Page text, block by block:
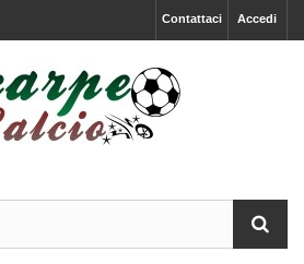
Accedi
Contattaci